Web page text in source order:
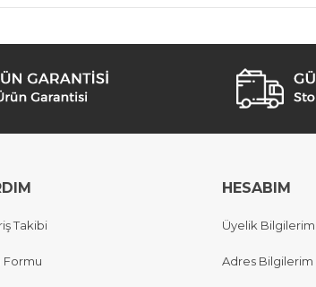
Takibi
Formu
HESABIM
Üyelik Bilgilerim
Adres Bilgilerim